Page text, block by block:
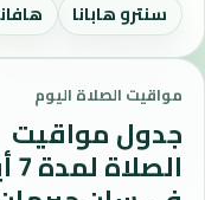
سنترو هابانا
مواقيت الصلاة اليوم
جدول مواقيت